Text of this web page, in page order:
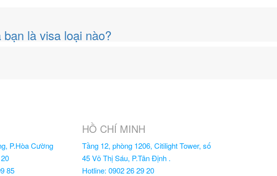
là visa loại nào?
P.Hòa Cường
85
HỒ CHÍ MINH
Tầng 12, phòng 1206, Citilight Tower, số
45 Võ Thị Sáu, P.Tân Định .
Hotline: 0902 26 29 20